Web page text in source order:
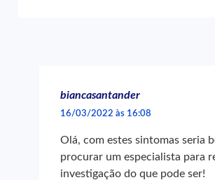
biancasantander
16/03/2022 às 16:08
Olá, com estes sintomas seria
procurar um especialista para
investigação do que pode ser!